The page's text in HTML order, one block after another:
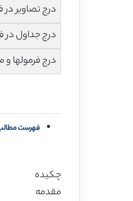
درج تصاویر در
درج جداول در
درج فرمولها
فهرست
چکیده
مقدمه